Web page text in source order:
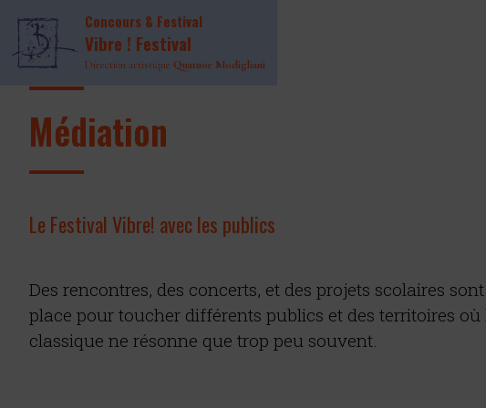
Concours & Festival
Vibre ! Festival
Direction artistique Quatuor Modigliani
Médiation
Le Festival Vibre! avec les publics
Des rencontres, des concerts, et des projets scolaires
place pour toucher différents publics et des territoires
classique ne résonne que trop peu souvent.